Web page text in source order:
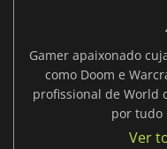
Gamer apaixonado
como Doom e
profissional de World
por tudo
Ver